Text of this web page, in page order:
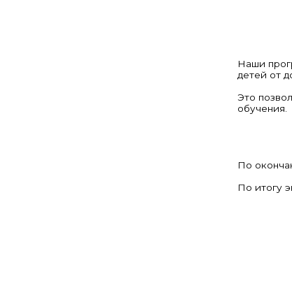
Наши
детей от
Это
обучения.
По
По итогу